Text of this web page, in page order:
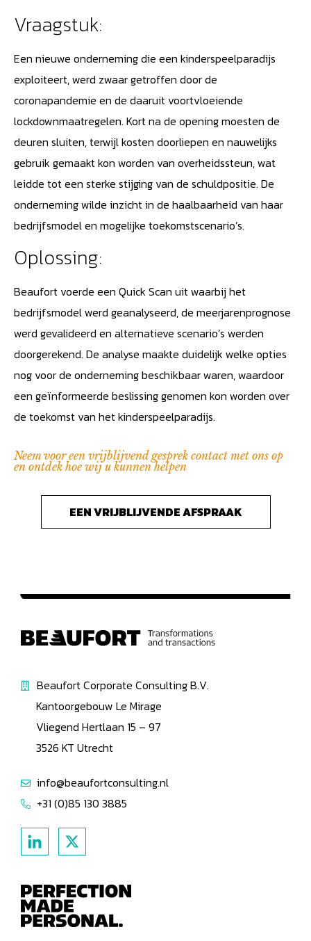
Vraagstuk:
Een nieuwe onderneming die een kinderspeelparadijs
exploiteert, werd zwaar getroffen door de
coronapandemie en de daaruit voortvloeiende
lockdownmaatregelen. Kort na de opening moesten de
deuren sluiten, terwijl kosten doorliepen en nauwelijks
gebruik gemaakt kon worden van overheidssteun, wat
leidde tot een sterke stijging van de schuldpositie. De
onderneming wilde inzicht in de haalbaarheid van haar
bedrijfsmodel en mogelijke toekomstscenario’s.
Oplossing:
Beaufort voerde een Quick Scan uit waarbij het
bedrijfsmodel werd geanalyseerd, de meerjarenprognose
werd gevalideerd en alternatieve scenario’s werden
doorgerekend. De analyse maakte duidelijk welke opties
nog voor de onderneming beschikbaar waren, waardoor
een geïnformeerde beslissing genomen kon worden over
de toekomst van het kinderspeelparadijs.
Neem voor een vrijblijvend gesprek contact met ons op
en ontdek hoe wij u kunnen helpen
EEN VRIJBLIJVENDE AFSPRAAK
Beaufort Corporate Consulting B.V.
Kantoorgebouw Le Mirage
Vliegend Hertlaan 15 – 97
3526 KT Utrecht
info@beaufortconsulting.nl
+31 (0)85 130 3885